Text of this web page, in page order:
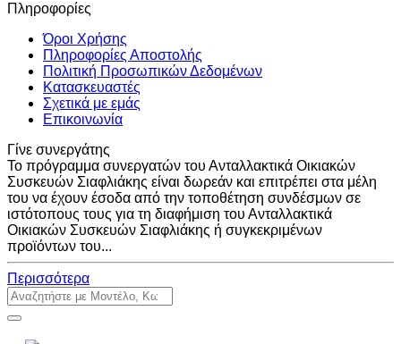
Πληροφορίες
Όροι Χρήσης
Πληροφορίες Αποστολής
Πολιτική Προσωπικών Δεδομένων
Κατασκευαστές
Σχετικά με εμάς
Επικοινωνία
Γίνε συνεργάτης
Το πρόγραμμα συνεργατών του Ανταλλακτικά Οικιακών
Συσκευών Σιαφλιάκης είναι δωρεάν και επιτρέπει στα μέλη
του να έχουν έσοδα από την τοποθέτηση συνδέσμων σε
ιστότοπους τους για τη διαφήμιση του Ανταλλακτικά
Οικιακών Συσκευών Σιαφλιάκης ή συγκεκριμένων
προϊόντων του...
Περισσότερα